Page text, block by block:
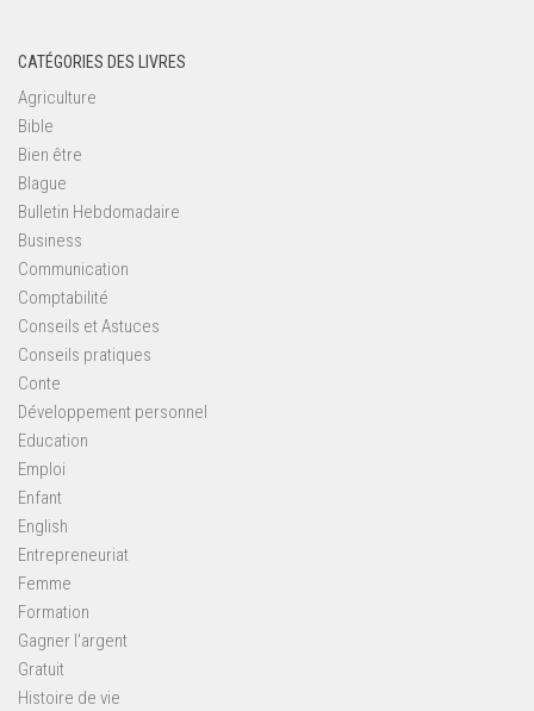
CATÉGORIES DES LIVRES
Agriculture
Bible
Bien être
Blague
Bulletin Hebdomadaire
Business
Communication
Comptabilité
Conseils et Astuces
Conseils pratiques
Conte
Développement personnel
Education
Emploi
Enfant
English
Entrepreneuriat
Femme
Formation
Gagner l'argent
Gratuit
Histoire de vie